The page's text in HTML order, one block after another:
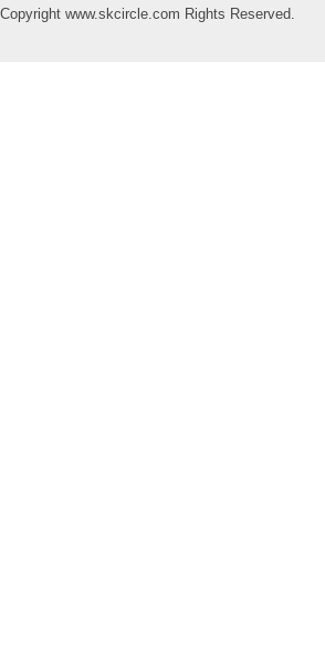
Copyright www.skcircle.com Rights Reserved.